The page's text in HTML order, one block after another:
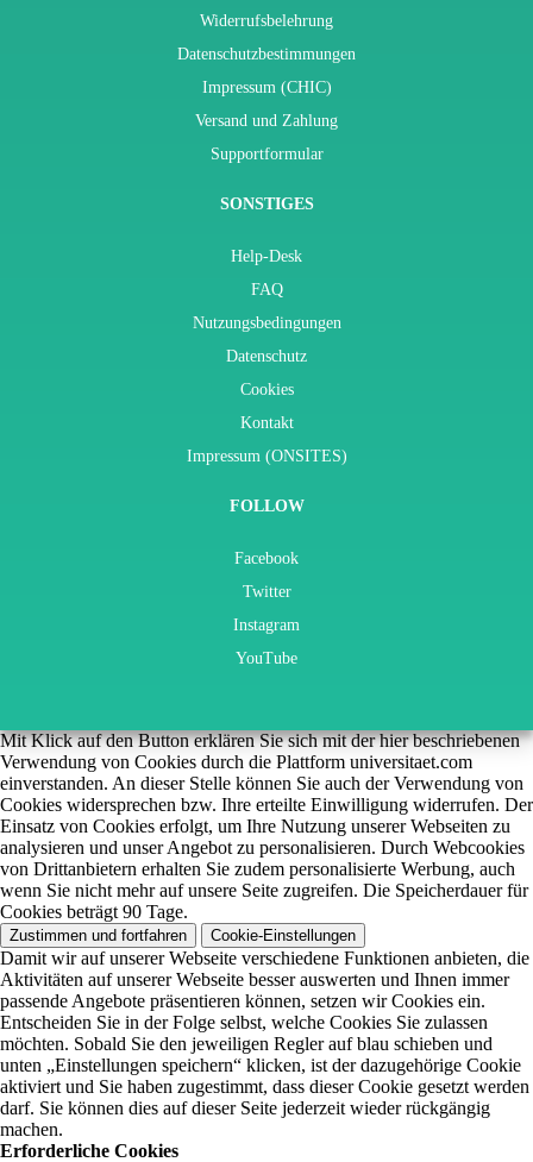
Widerrufsbelehrung
Datenschutzbestimmungen
Impressum (CHIC)
Versand und Zahlung
Supportformular
SONSTIGES
Help-Desk
FAQ
Nutzungsbedingungen
Datenschutz
Cookies
Kontakt
Impressum (ONSITES)
FOLLOW
Facebook
Twitter
Instagram
YouTube
Mit Klick auf den Button erklären Sie sich mit der hier beschriebenen
Verwendung von Cookies durch die Plattform universitaet.com
einverstanden. An dieser Stelle können Sie auch der Verwendung von
Cookies widersprechen bzw. Ihre erteilte Einwilligung widerrufen. Der
Einsatz von Cookies erfolgt, um Ihre Nutzung unserer Webseiten zu
analysieren und unser Angebot zu personalisieren. Durch Webcookies
von Drittanbietern erhalten Sie zudem personalisierte Werbung, auch
wenn Sie nicht mehr auf unsere Seite zugreifen. Die Speicherdauer für
Cookies beträgt 90 Tage.
Zustimmen und fortfahren Cookie-Einstellungen
Damit wir auf unserer Webseite verschiedene Funktionen anbieten, die
Aktivitäten auf unserer Webseite besser auswerten und Ihnen immer
passende Angebote präsentieren können, setzen wir Cookies ein.
Entscheiden Sie in der Folge selbst, welche Cookies Sie zulassen
möchten. Sobald Sie den jeweiligen Regler auf blau schieben und
unten „Einstellungen speichern“ klicken, ist der dazugehörige Cookie
aktiviert und Sie haben zugestimmt, dass dieser Cookie gesetzt werden
darf. Sie können dies auf dieser Seite jederzeit wieder rückgängig
machen.
Erforderliche Cookies